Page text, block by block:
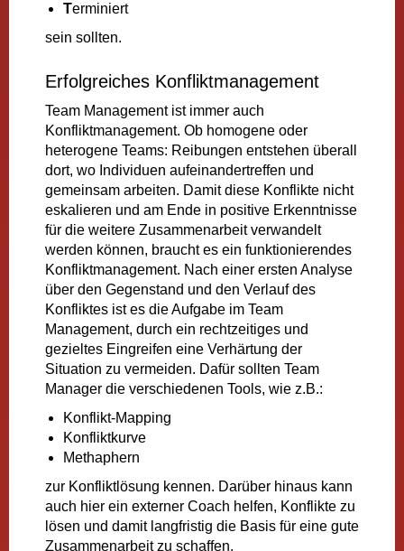
Terminiert
sein sollten.
Erfolgreiches Konfliktmanagement
Team Management ist immer auch
Konfliktmanagement. Ob homogene oder
heterogene Teams: Reibungen entstehen überall
dort, wo Individuen aufeinandertreffen und
gemeinsam arbeiten. Damit diese Konflikte nicht
eskalieren und am Ende in positive Erkenntnisse
für die weitere Zusammenarbeit verwandelt
werden können, braucht es ein funktionierendes
Konfliktmanagement. Nach einer ersten Analyse
über den Gegenstand und den Verlauf des
Konfliktes ist es die Aufgabe im Team
Management, durch ein rechtzeitiges und
gezieltes Eingreifen eine Verhärtung der
Situation zu vermeiden. Dafür sollten Team
Manager die verschiedenen Tools, wie z.B.:
Konflikt-Mapping
Konfliktkurve
Methaphern
zur Konfliktlösung kennen. Darüber hinaus kann
auch hier ein externer Coach helfen, Konflikte zu
lösen und damit langfristig die Basis für eine gute
Zusammenarbeit zu schaffen.